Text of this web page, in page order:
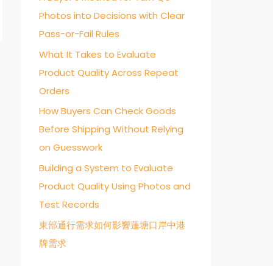
o
r
:
Photos into Decisions with Clear
Pass-or-Fail Rules
What It Takes to Evaluate
Product Quality Across Repeat
Orders
How Buyers Can Check Goods
Before Shipping Without Relying
on Guesswork
Building a System to Evaluate
Product Quality Using Photos and
Test Records
東部通行需求如何影響蓮塘口岸中港
牌需求